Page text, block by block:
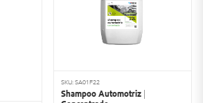
SKU: SA01F22
Shampoo Automotriz |